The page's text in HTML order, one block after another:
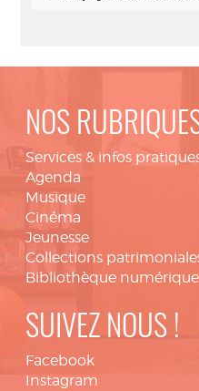
NOS
Services & infos
Agenda
Musique
Cinéma
Jeunesse
Collections
Bibliothèque numérique
SUIVEZ NOUS !
Facebook
Instagram